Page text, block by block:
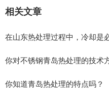
相关文章
在山东热处理过程中，冷却是
你对不锈钢青岛热处理的技术
你知道青岛热处理的特点吗？